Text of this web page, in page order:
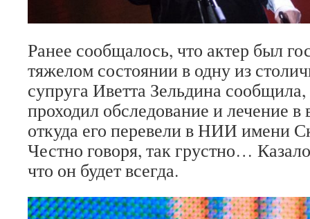
Ранее сообщалось, что актер был
тяжелом состоянии в одну из
супруга Иветта Зельдина
проходил обследование и лечение в
откуда его перевели в НИИ имени
Честно говоря, так грустно…
что он будет всегда.